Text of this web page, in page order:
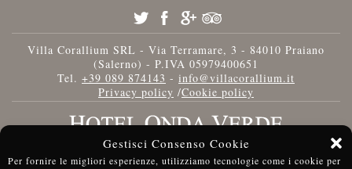
Gestisci Consenso Cookie
Per fornire le migliori esperienze, utilizziamo tecnologie come i cookie per
Villa Corallium SRL - Via Terramare, 3 - 84010 Praiano
(Salerno) - P.IVA 05979400651
Tel. +39 089 874143 - info@villacorallium.it
Privacy policy /Cookie policy